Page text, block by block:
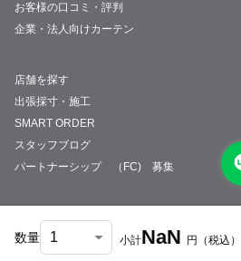
数量 小計NaN 円 （税込）
お客様の口コミ・評判
企業・法人向けカーテン
店舗を探す
出張採寸・施工
SMART ORDER
スタッフブログ
パートナーシップ （FC) 募集
会社概要 採用情報特定商取引法について